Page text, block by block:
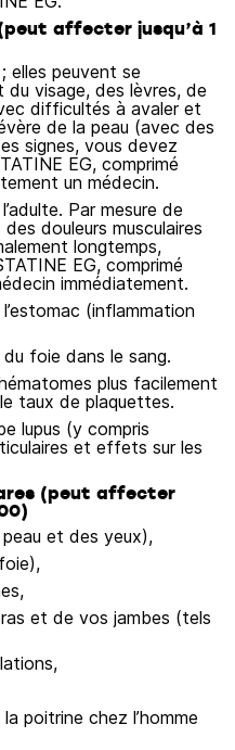
affecter jusqu’à 1
elles peuvent se
visage, des lèvres, de
difficultés à avaler et
de la peau (avec des
signes, vous devez
EG, comprimé
un médecin.
Par mesure de
douleurs musculaires
longtemps,
EG, comprimé
immédiatement.
(inflammation
foie dans le sang.
plus facilement
taux de plaquettes.
lupus (y compris
et effets sur les
(peut affecter
peau et des yeux),
et de vos jambes (tels
poitrine chez l’homme